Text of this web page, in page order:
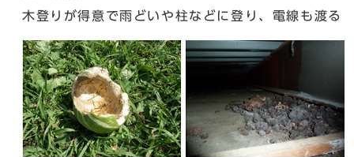
木登りが得意で雨どいや柱などに登り、電線も渡る